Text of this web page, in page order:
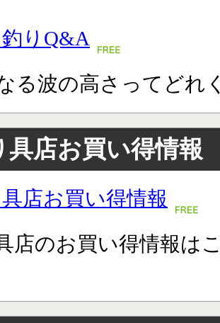
りQ&A
る波の高さってどれ
具店お買い得情報
店お買い得情報
店のお買い得情報は